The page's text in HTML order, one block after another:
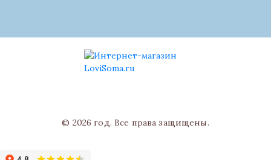
© 2026 год. Все права защищены.